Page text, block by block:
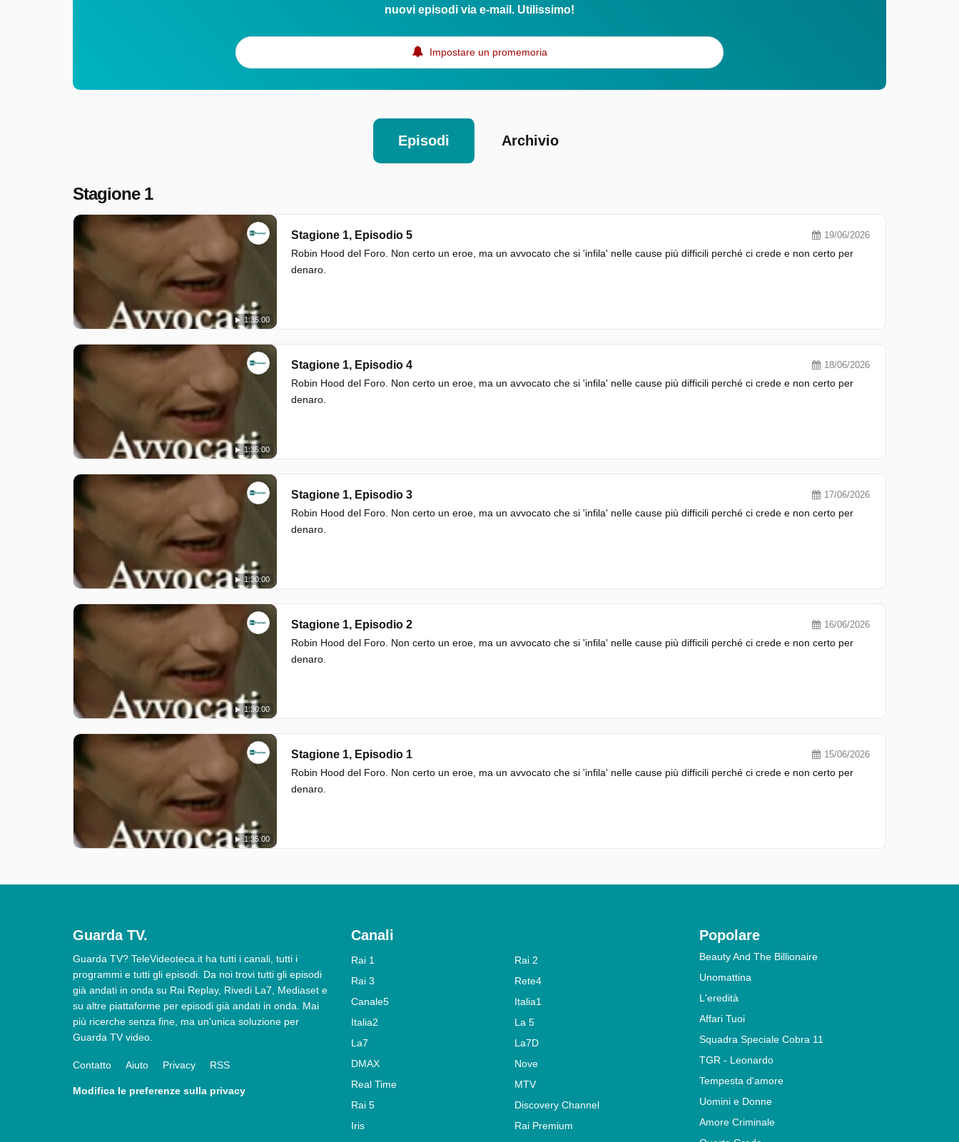
nuovi episodi via e-mail. Utilissimo!
Impostare un promemoria
Episodi Archivio
Stagione 1
1:35:00
Stagione 1, Episodio 5 19/06/2026
Robin Hood del Foro. Non certo un eroe, ma un avvocato che si 'infila' nelle cause più difficili perché ci crede e non certo per
denaro.
1:35:00
Stagione 1, Episodio 4 18/06/2026
Robin Hood del Foro. Non certo un eroe, ma un avvocato che si 'infila' nelle cause più difficili perché ci crede e non certo per
denaro.
1:30:00
Stagione 1, Episodio 3 17/06/2026
Robin Hood del Foro. Non certo un eroe, ma un avvocato che si 'infila' nelle cause più difficili perché ci crede e non certo per
denaro.
1:30:00
Stagione 1, Episodio 2 16/06/2026
Robin Hood del Foro. Non certo un eroe, ma un avvocato che si 'infila' nelle cause più difficili perché ci crede e non certo per
denaro.
1:35:00
Stagione 1, Episodio 1 15/06/2026
Robin Hood del Foro. Non certo un eroe, ma un avvocato che si 'infila' nelle cause più difficili perché ci crede e non certo per
denaro.
Guarda TV.
Guarda TV? TeleVideoteca.it ha tutti i canali, tutti i
programmi e tutti gli episodi. Da noi trovi tutti gli episodi
già andati in onda su Rai Replay, Rivedi La7, Mediaset e
su altre piattaforme per episodi già andati in onda. Mai
più ricerche senza fine, ma un'unica soluzione per
Guarda TV video.
Contatto Aiuto Privacy RSS
Modifica le preferenze sulla privacy
Canali
Rai 1
Rai 2
Rai 3
Rete4
Canale5
Italia1
Italia2
La 5
La7
La7D
DMAX
Nove
Real Time
MTV
Rai 5
Discovery Channel
Iris
Rai Premium
Popolare
Beauty And The Billionaire
Unomattina
L'eredità
Affari Tuoi
Squadra Speciale Cobra 11
TGR - Leonardo
Tempesta d'amore
Uomini e Donne
Amore Criminale